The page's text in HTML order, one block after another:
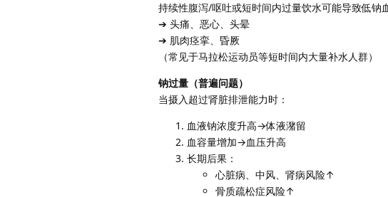
持续性腹泻/呕吐或短时间内过量饮水可能导致低钠
➔ 头痛、恶心、头晕
➔ 肌肉痉挛、昏厥
（常见于马拉松运动员等短时间内大量补水人群）
钠过量（普遍问题）
当摄入超过肾脏排泄能力时：
血液钠浓度升高→体液潴留
血容量增加→血压升高
长期后果：
心脏病、中风、肾病风险↑
骨质疏松症风险↑